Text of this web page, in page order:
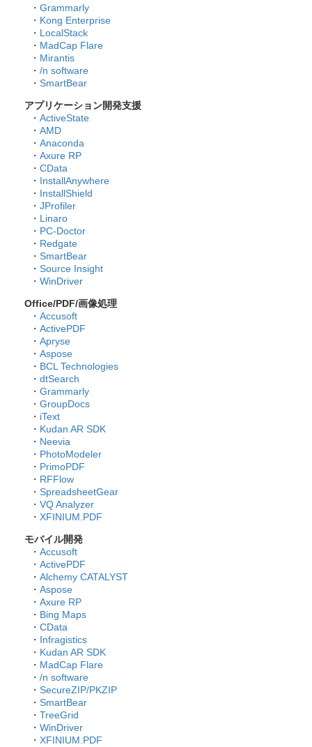
・ Grammarly
・ Kong Enterprise
・ LocalStack
・ MadCap Flare
・ Mirantis
・ /n software
・ SmartBear
アプリケーション開発支援
・ ActiveState
・ AMD
・ Anaconda
・ Axure RP
・ CData
・ InstallAnywhere
・ InstallShield
・ JProfiler
・ Linaro
・ PC-Doctor
・ Redgate
・ SmartBear
・ Source Insight
・ WinDriver
Office/PDF/画像処理
・ Accusoft
・ ActivePDF
・ Apryse
・ Aspose
・ BCL Technologies
・ dtSearch
・ Grammarly
・ GroupDocs
・ iText
・ Kudan AR SDK
・ Neevia
・ PhotoModeler
・ PrimoPDF
・ RFFlow
・ SpreadsheetGear
・ VQ Analyzer
・ XFINIUM.PDF
モバイル開発
・ Accusoft
・ ActivePDF
・ Alchemy CATALYST
・ Aspose
・ Axure RP
・ Bing Maps
・ CData
・ Infragistics
・ Kudan AR SDK
・ MadCap Flare
・ /n software
・ SecureZIP/PKZIP
・ SmartBear
・ TreeGrid
・ WinDriver
・ XFINIUM.PDF